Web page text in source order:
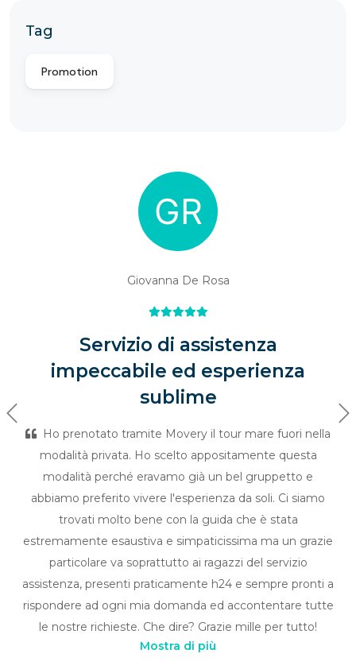
Tag
Promotion
Giovanna De Rosa
Servizio di assistenza
impeccabile ed esperienza
sublime
Ho prenotato tramite Movery il tour mare fuori nella
modalità privata. Ho scelto appositamente questa
modalità perché eravamo già un bel gruppetto e
abbiamo preferito vivere l'esperienza da soli. Ci siamo
trovati molto bene con la guida che è stata
estremamente esaustiva e simpaticissima ma un grazie
particolare va soprattutto ai ragazzi del servizio
assistenza, presenti praticamente h24 e sempre pronti a
rispondere ad ogni mia domanda ed accontentare tutte
le nostre richieste. Che dire? Grazie mille per tutto!
Previous
Mostra di più